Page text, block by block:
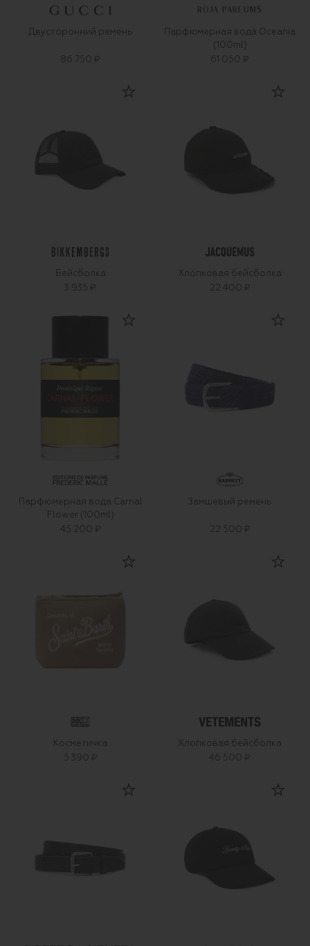
Двусторонний ремень
86 750 ₽
ROJA PARFUMS
Парфюмерная вода Oceania
(100ml)
61 050 ₽
Бейсболка
3 935 ₽
Хлопковая бейсболка
22 400 ₽
Парфюмерная вода Carnal
Flower (100ml)
45 200 ₽
Замшевый ремень
22 500 ₽
Косметичка
5 390 ₽
Хлопковая бейсболка
46 500 ₽